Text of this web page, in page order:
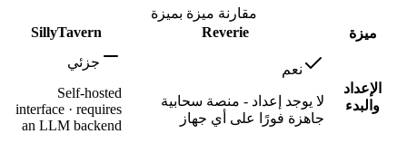
مقارنة ميزة بميزة
ميزة
Reverie
SillyTavern
الإعداد
والبدء
نعم
لا يوجد إعداد - منصة سحابية
جاهزة فورًا على أي جهاز
جزئي
Self-hosted
interface · requires
an LLM backend